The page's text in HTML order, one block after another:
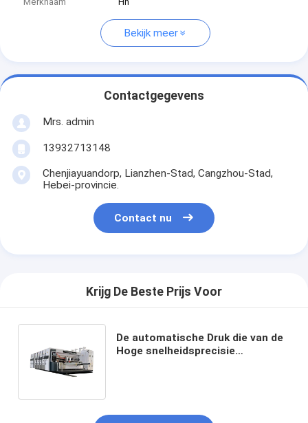
Bekijk meer
Contactgegevens
Mrs. admin
13932713148
Chenjiayuandorp, Lianzhen-Stad, Cangzhou-Stad,
Hebei-provincie.
Contact nu
Krijg De Beste Prijs Voor
De automatische Druk die van de
Hoge snelheidsprecisie